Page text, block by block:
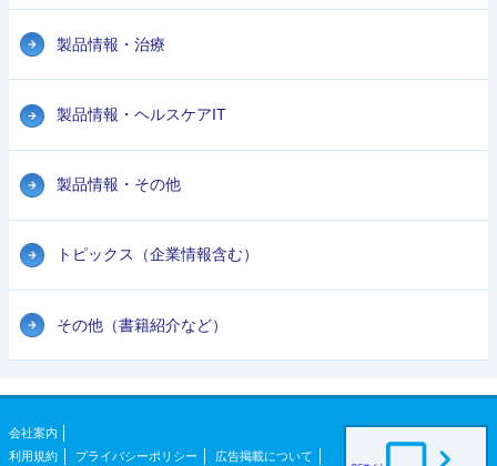
製品情報・治療
製品情報・ヘルスケアIT
製品情報・その他
トピックス（企業情報含む）
その他（書籍紹介など）
会社案内
利用規約
プライバシーポリシー 広告掲載について